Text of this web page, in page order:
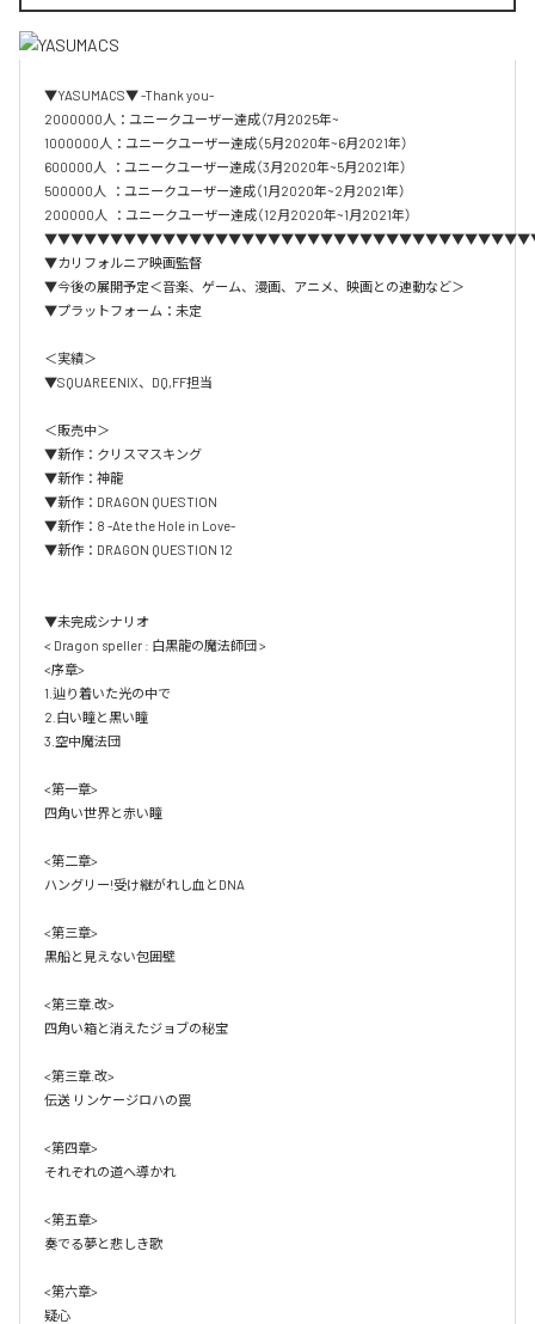
▼YASUMACS▼ -Thank you-
2000000人：ユニークユーザー達成（7月2025年~
1000000人：ユニークユーザー達成（5月2020年~6月2021年）
600000人  ：ユニークユーザー達成（3月2020年~5月2021年）
500000人  ：ユニークユーザー達成（1月2020年~2月2021年）
200000人  ：ユニークユーザー達成（12月2020年~1月2021年）
▼カリフォルニア映画監督
▼今後の展開予定＜音楽、ゲーム、漫画、アニメ、映画との連動など＞
▼プラットフォーム：未定
＜実績＞
▼SQUAREENIX、DQ,FF担当
＜販売中＞
▼新作：クリスマスキング
▼新作：神龍
▼新作：DRAGON QUESTION
▼新作：8 -Ate the Hole in Love-
▼新作：DRAGON QUESTION 12
▼未完成シナリオ
< Dragon speller : 白黒龍の魔法師団 >
<序章>
1.辿り着いた光の中で
2.白い瞳と黒い瞳
3.空中魔法団
<第一章>
四角い世界と赤い瞳
<第二章>
ハングリー!受け継がれし血とDNA
<第三章>
黒船と見えない包囲壁
<第三章.改>
四角い箱と消えたジョブの秘宝
<第三章.改>
伝送 リンケージロハの罠
<第四章>
それぞれの道へ導かれ
<第五章>
奏でる夢と悲しき歌
<第六章>
疑心